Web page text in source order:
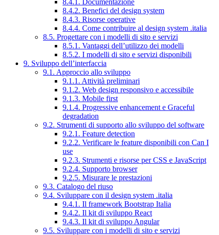
8.4.1. Documentazione
8.4.2. Benefici del design system
8.4.3. Risorse operative
8.4.4. Come contribuire al design system .italia
8.5. Progettare con i modelli di sito e servizi
8.5.1. Vantaggi dell’utilizzo dei modelli
8.5.2. I modelli di sito e servizi disponibili
9. Sviluppo dell’interfaccia
9.1. Approccio allo sviluppo
9.1.1. Attività preliminari
9.1.2. Web design responsivo e accessibile
9.1.3. Mobile first
9.1.4. Progressive enhancement e Graceful
degradation
9.2. Strumenti di supporto allo sviluppo del software
9.2.1. Feature detection
9.2.2. Verificare le feature disponibili con Can I
use
9.2.3. Strumenti e risorse per CSS e JavaScript
9.2.4. Supporto browser
9.2.5. Misurare le prestazioni
9.3. Catalogo del riuso
9.4. Sviluppare con il design system .italia
9.4.1. Il framework Bootstrap Italia
9.4.2. Il kit di sviluppo React
9.4.3. Il kit di sviluppo Angular
9.5. Sviluppare con i modelli di sito e servizi